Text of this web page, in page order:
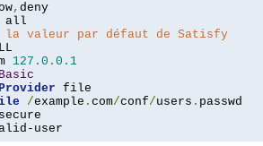
,
la valeur par défaut de Satisfy
127.0 . 0.1
Basic
/example . com/conf/users .
user